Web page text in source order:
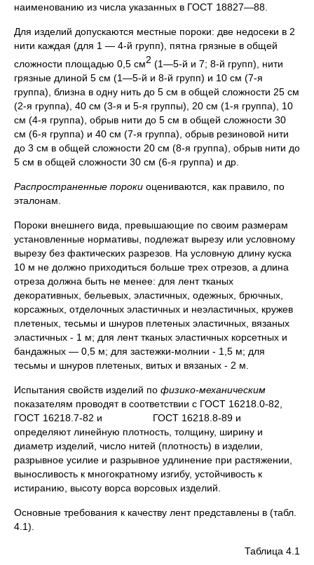
наименованию из числа указанных в ГОСТ 18827—88.
Для изделий допускаются местные пороки: две недосеки в 2
нити каждая (для 1 — 4-й групп), пятна грязные в общей
сложности площадью 0,5 см2 (1—5-й и 7; 8-й групп), нити
грязные длиной 5 см (1—5-й и 8-й групп) и 10 см (7-я
группа), близна в одну нить до 5 см в общей сложности 25 см
(2-я группа), 40 см (3-я и 5-я группы), 20 см (1-я группа), 10
см (4-я группа), обрыв нити до 5 см в общей сложности 30
см (6-я группа) и 40 см (7-я группа), обрыв резиновой нити
до 3 см в общей сложности 20 см (8-я группа), обрыв нити до
5 см в общей сложности 30 см (6-я группа) и др.
Распространенные пороки оцениваются, как правило, по
эталонам.
Пороки внешнего вида, превышающие по своим размерам
установленные нормативы, подлежат вырезу или условному
вырезу без фактических разрезов. На условную длину куска
10 м не должно приходиться больше трех отрезов, а длина
отреза должна быть не менее: для лент тканых
декоративных, бельевых, эластичных, одежных, брючных,
корсажных, отделочных эластичных и неэластичных, кружев
плетеных, тесьмы и шнуров плетеных эластичных, вязаных
эластичных - 1 м; для лент тканых эластичных корсетных и
бандажных — 0,5 м; для застежки-молнии - 1,5 м; для
тесьмы и шнуров плетеных, витых и вязаных - 2 м.
Испытания свойств изделий по физико-механическим
показателям проводят в соответствии с ГОСТ 16218.0-82,
ГОСТ 16218.7-82 и ГОСТ 16218.8-89 и
определяют линейную плотность, толщину, ширину и
диаметр изделий, число нитей (плотность) в изделии,
разрывное усилие и разрывное удлинение при растяжении,
выносливость к многократному изгибу, устойчивость к
истиранию, высоту ворса ворсовых изделий.
Основные требования к качеству лент представлены в (табл.
4.1).
Таблица 4.1